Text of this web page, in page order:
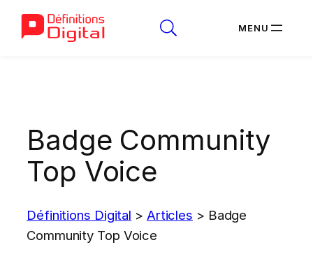
Badge Community
Top Voice
Définitions Digital > Articles > Badge
Community Top Voice